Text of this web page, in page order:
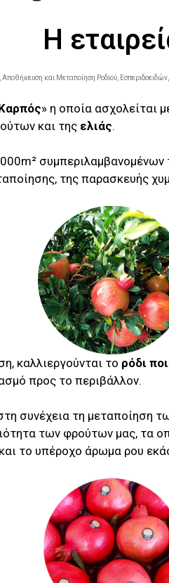
H
Αποθήκευση και Μεταποίηση Ροδιού,
» η οποία ασχολείται
και της ελιάς.
της παρασκευής
καλλιεργούνται το ρόδι
προς το περιβάλλον.
συνέχεια τη μεταποίηση
των φρούτων μας, τα
το υπέροχο άρωμα ρου